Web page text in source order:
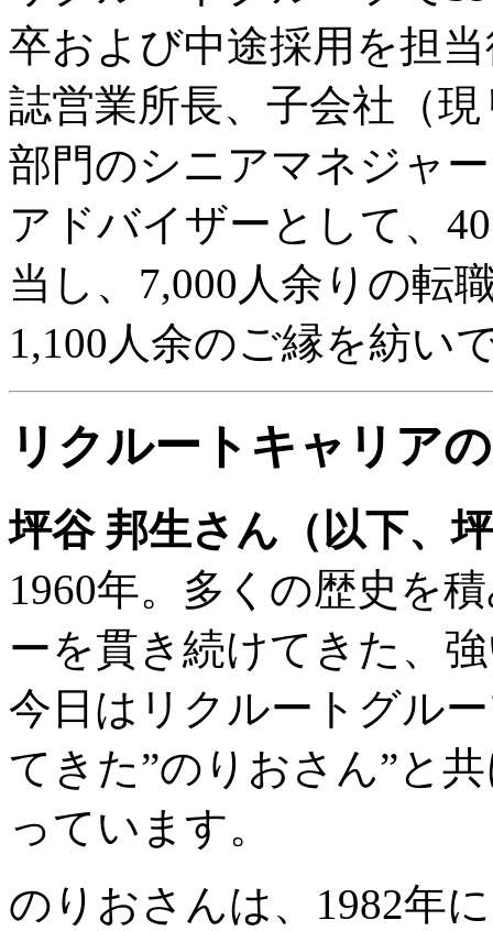
卒および中途採用を担
誌営業所長、子会社（
部門のシニアマネジャ
アドバイザーとして、
当し、7,000人余りの転
1,100人余のご縁を紡い
リクルートキャリア
坪谷 邦生さん（以下、
1960年。多くの歴史を
ーを貫き続けてきた、
今日はリクルートグル
てきた”のりおさん”と
っています。
のりおさんは、1982年